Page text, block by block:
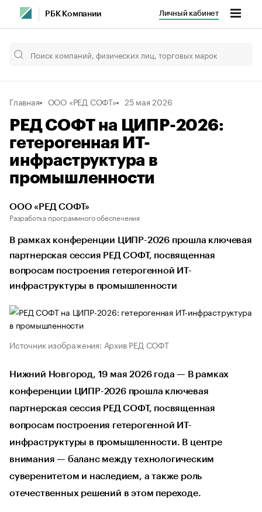
РБК Компании Личный кабинет
Главная ООО «РЕД СОФТ» 25 мая 2026
РЕД СОФТ на ЦИПР-2026:
гетерогенная ИТ-
инфраструктура в
промышленности
ООО «РЕД СОФТ»
Разработка программного обеспечения
В рамках конференции ЦИПР-2026 прошла ключевая
партнерская сессия РЕД СОФТ, посвященная
вопросам построения гетерогенной ИТ-
инфраструктуры в промышленности
Источник изображения: Архив РЕД СОФТ
Нижний Новгород, 19 мая 2026 года — В рамках
конференции ЦИПР-2026 прошла ключевая
партнерская сессия РЕД СОФТ, посвященная
вопросам построения гетерогенной ИТ-
инфраструктуры в промышленности. В центре
внимания — баланс между технологическим
суверенитетом и наследием, а также роль
отечественных решений в этом переходе.